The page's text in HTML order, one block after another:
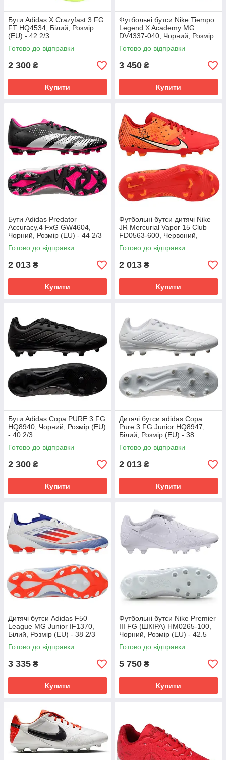
Бути Adidas X Crazyfast.3 FG
FT HQ4534, Білий, Розмір
(EU) - 42 2/3
Готово до відправки
2 300 ₴
Купити
Футбольні бутси Nike Tiempo
Legend X Academy MG
DV4337-040, Чорний, Розмір
(EU) - 43
Готово до відправки
3 450 ₴
Купити
Бути Adidas Predator
Accuracy.4 FxG GW4604,
Чорний, Розмір (EU) - 44 2/3
Готово до відправки
2 013 ₴
Купити
Футбольні бутси дитячі Nike
JR Mercurial Vapor 15 Club
FD0563-600, Червоний,
Розмір (EU) - 38
Готово до відправки
2 013 ₴
Купити
Бути Adidas Copa PURE.3 FG
HQ8940, Чорний, Розмір (EU)
- 40 2/3
Готово до відправки
2 300 ₴
Купити
Дитячі бутси adidas Copa
Pure.3 FG Junior HQ8947,
Білий, Розмір (EU) - 38
Готово до відправки
2 013 ₴
Купити
Дитячі бутси Adidas F50
League MG Junior IF1370,
Білий, Розмір (EU) - 38 2/3
Готово до відправки
3 335 ₴
Купити
Футбольні бутси Nike Premier
III FG (ШКІРА) HM0265-100,
Чорний, Розмір (EU) - 42.5
Готово до відправки
5 750 ₴
Купити